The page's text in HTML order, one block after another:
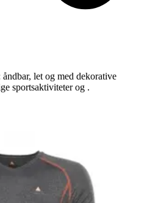
let og med dekorative
sportsaktiviteter og .